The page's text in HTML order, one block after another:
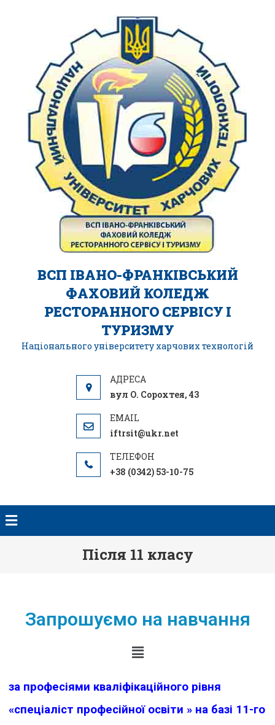
ВСП ІВАНО-ФРАНКІВСЬКИЙ
ФАХОВИЙ КОЛЕДЖ
РЕСТОРАННОГО СЕРВІСУ І
ТУРИЗМУ
Національного університету харчових технологій
вул О. Сорохтея, 43
iftrsit@ukr.net
+38 (0342) 53-10-75
Після 11 класу
Запрошуємо на навчання
за професіями кваліфікаційного рівня
«спеціаліст професійної освіти » на базі 11-го